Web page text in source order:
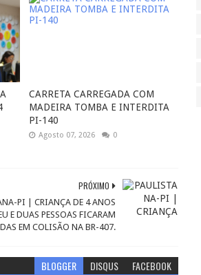
CARRETA CARREGADA COM
MADEIRA TOMBA E INTERDITA
PI-140
Agosto 07, 2026 0
PRÓXIMO
PI | CRIANÇA DE 4 ANOS
E DUAS PESSOAS FICARAM
EM COLISÃO NA BR-407.
BLOGGER DISQUS FACEBOOK